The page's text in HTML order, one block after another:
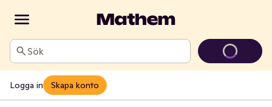
Sök
Logga in Skapa konto